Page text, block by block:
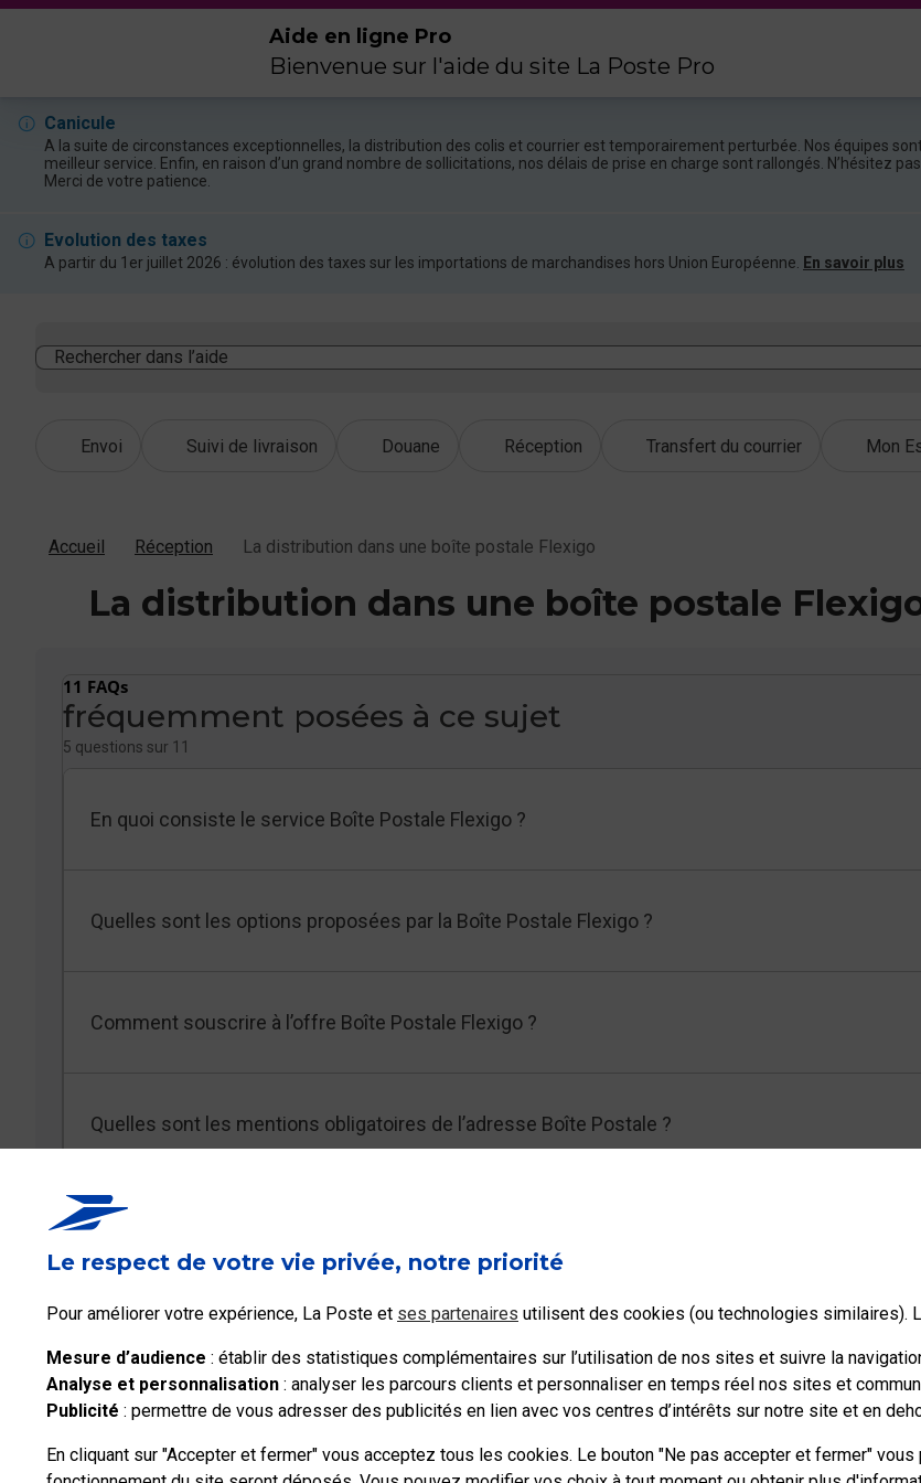
Le respect de votre vie privée, notre priorité
Pour améliorer votre expérience, La Poste et ses partenaires utilisent des cookies (ou technologies similaires).
Mesure d’audience : établir des statistiques complémentaires sur l’utilisation de nos sites et suivre la
Analyse et personnalisation : analyser les parcours clients et personnaliser en temps réel nos sites et
Publicité : permettre de vous adresser des publicités en lien avec vos centres d’intérêts sur notre site et en
En cliquant sur "Accepter et fermer" vous acceptez tous les cookies. Le bouton "Ne pas accepter et fermer"
Aide en ligne Pro
Bienvenue sur l'aide du site La Poste Pro
Canicule
A la suite de circonstances exceptionnelles, la distribution des colis et courrier est temporairement perturbée. Nos équipes
meilleur service. Enfin, en raison d’un grand nombre de sollicitations, nos délais de prise en charge sont rallongés. N’hésitez
Merci de votre patience.
Evolution des taxes
A partir du 1er juillet 2026 : évolution des taxes sur les importations de marchandises hors Union Européenne. En savoir plus
Rechercher dans l’aide
Envoi Suivi de livraison Douane Réception Transfert du courrier Mon
Accueil Réception La distribution dans une boîte postale Flexigo
La distribution dans une boîte postale
11 FAQs
fréquemment posées à ce sujet
5 questions sur 11
En quoi consiste le service Boîte Postale Flexigo ?
Quelles sont les options proposées par la Boîte Postale Flexigo ?
Comment souscrire à l’offre Boîte Postale Flexigo ?
Quelles sont les mentions obligatoires de l’adresse Boîte Postale ?
Si le courrier ne comporte pas le numéro de la Boîte Postale, arrive-t-il quand même dans la
Boîte Postale ?
Voir les 6 FAQs supplémentaires